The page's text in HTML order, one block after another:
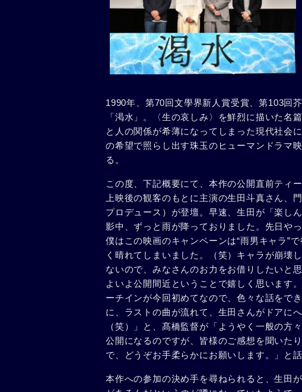
1990年、第70回文學界新人賞受賞、第103回
「渇水」。〈生の哀しみ〉を鮮烈に描いた名
と人の関係が希薄になってしまった現代社会
の希望で照らし出す珠玉のヒューマンドラマ
る。
この度、下記概要にて、本作の公開直前ティ
上映後の観客のもとに主演の生田斗真さん、
プロデュース）が登壇。早速、生田が「楽し
影中、ずっと雨が降っておりました。先日や
僕はこの映画のキャンペーンは“雨男キャラ”
く晴れてしまいました。（笑）キャラが崩壊
ないので、みなさんのお力をお借りしたいと
よいよ公開間近ということで嬉しく思います
ーチインが今回初めてなので、色々な話をで
に、ラストの曲が流れて、生田さんがドアに
（笑）」と、髙橋監督が「ようやく一般の方
公開になるのですが、皆様のご感想を聞いた
で、どうぞお手柔らかにお願いします。」と話
本作への参加の決め手を尋ねられると、生田